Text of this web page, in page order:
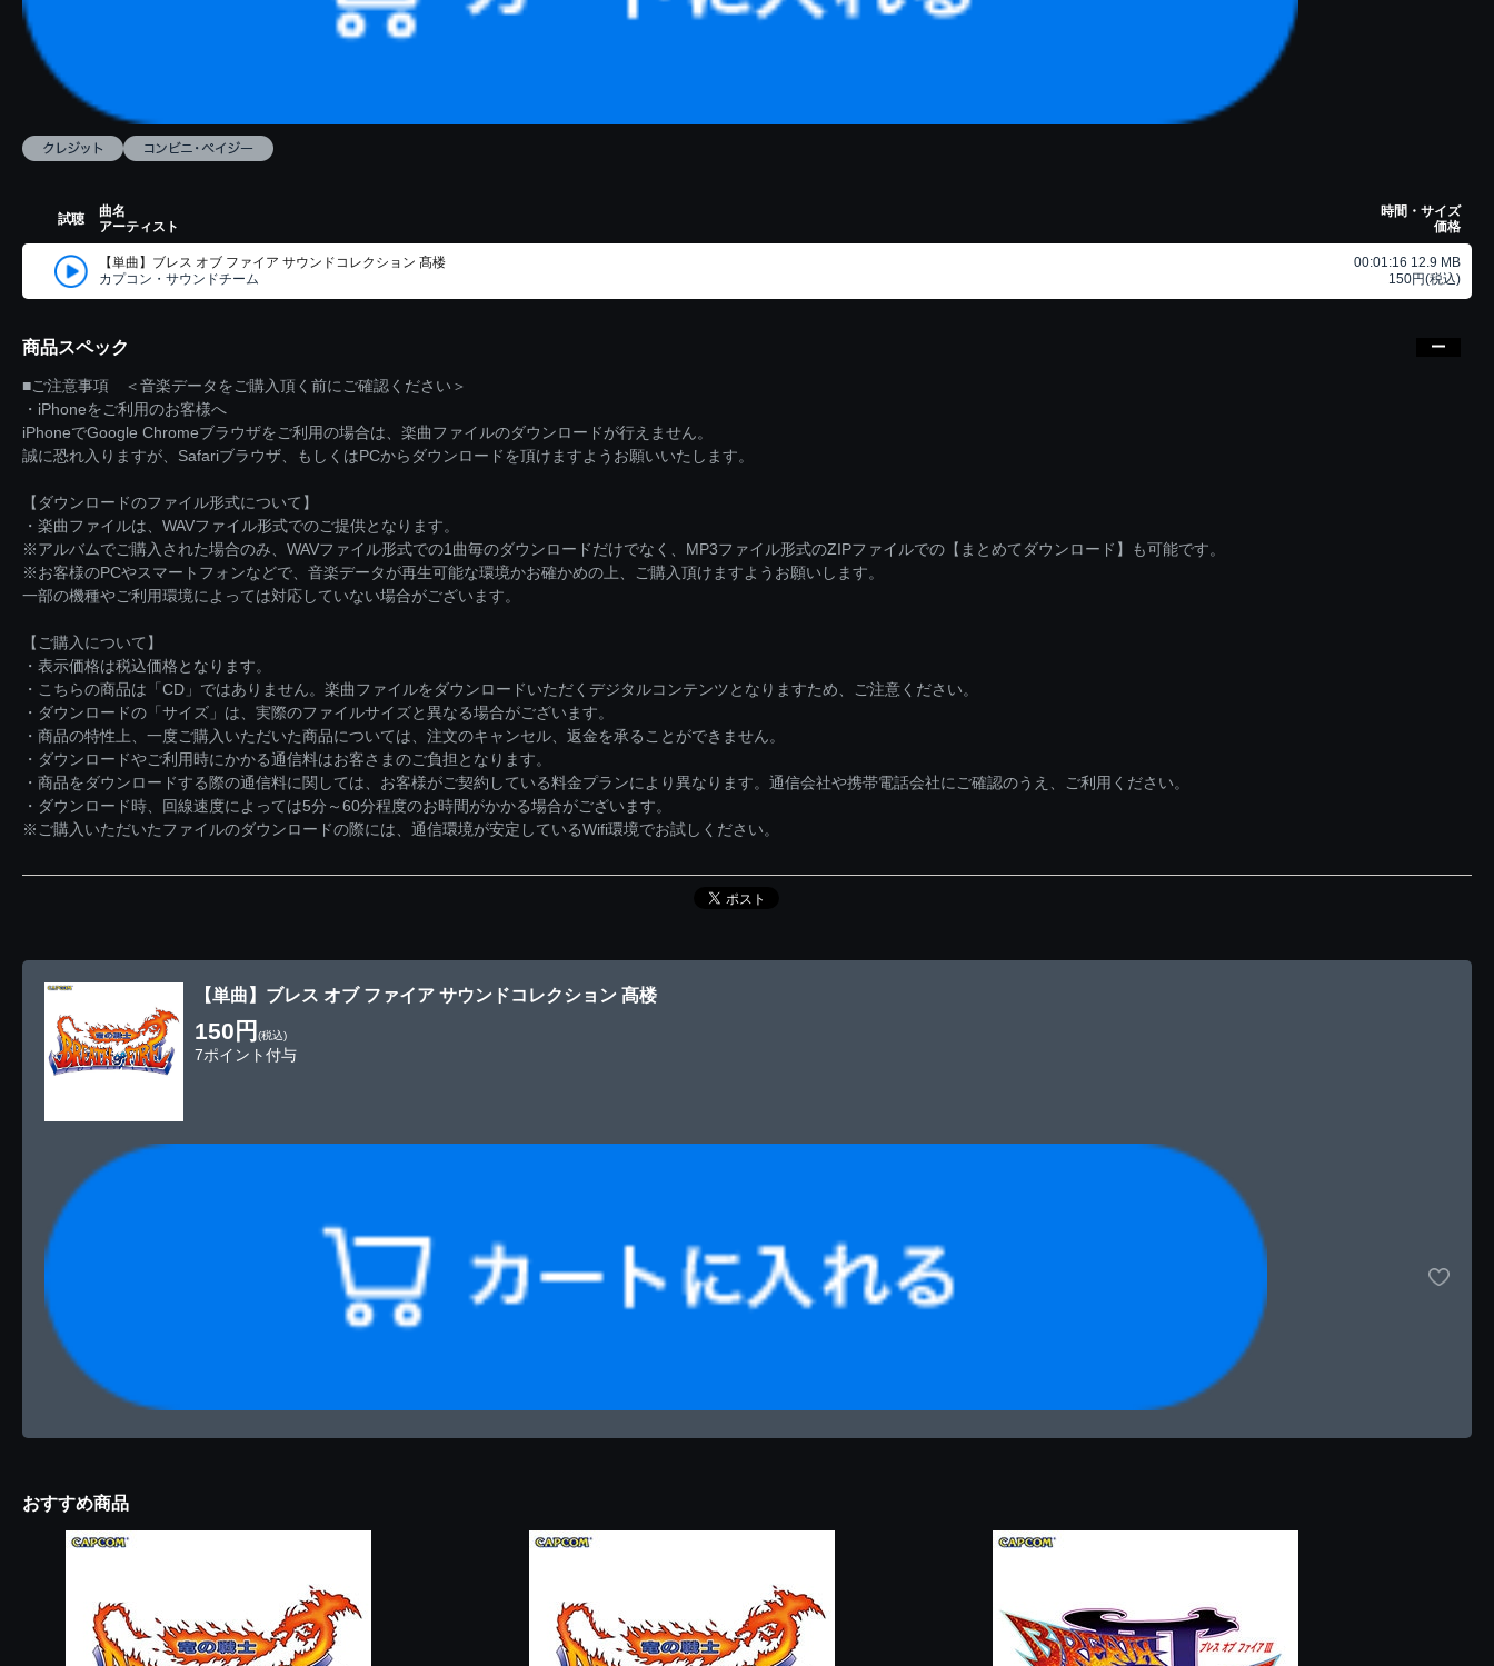
試聴
曲名
アーティスト
時間・サイズ
価格
【単曲】ブレス オブ ファイア サウンドコレクション 髙楼
カプコン・サウンドチーム
00:01:16 12.9 MB
150円(税込)
商品スペック
■ご注意事項 ＜音楽データをご購入頂く前にご確認ください＞
・iPhoneをご利用のお客様へ
iPhoneでGoogle Chromeブラウザをご利用の場合は、楽曲ファイルのダウンロードが行えません。
誠に恐れ入りますが、Safariブラウザ、もしくはPCからダウンロードを頂けますようお願いいたします。
【ダウンロードのファイル形式について】
・楽曲ファイルは、WAVファイル形式でのご提供となります。
※アルバムでご購入された場合のみ、WAVファイル形式での1曲毎のダウンロードだけでなく、MP3ファイル形式のZIPファイルでの【まとめてダウンロード】も可能です。
※お客様のPCやスマートフォンなどで、音楽データが再生可能な環境かお確かめの上、ご購入頂けますようお願いします。
一部の機種やご利用環境によっては対応していない場合がございます。
【ご購入について】
・表示価格は税込価格となります。
・こちらの商品は「CD」ではありません。楽曲ファイルをダウンロードいただくデジタルコンテンツとなりますため、ご注意ください。
・ダウンロードの「サイズ」は、実際のファイルサイズと異なる場合がございます。
・商品の特性上、一度ご購入いただいた商品については、注文のキャンセル、返金を承ることができません。
・ダウンロードやご利用時にかかる通信料はお客さまのご負担となります。
・商品をダウンロードする際の通信料に関しては、お客様がご契約している料金プランにより異なります。通信会社や携帯電話会社にご確認のうえ、ご利用ください。
・ダウンロード時、回線速度によっては5分～60分程度のお時間がかかる場合がございます。
※ご購入いただいたファイルのダウンロードの際には、通信環境が安定しているWifi環境でお試しください。
【単曲】ブレス オブ ファイア サウンドコレクション 髙楼
150円 (税込)
7ポイント付与
おすすめ商品